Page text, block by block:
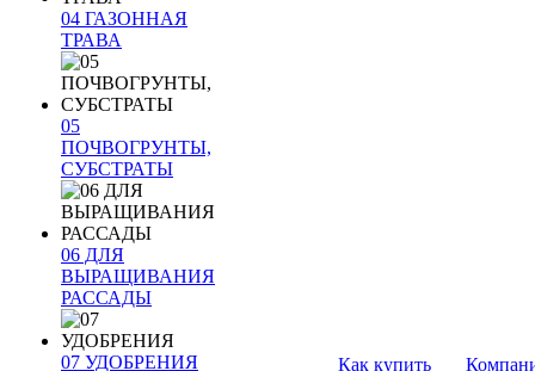
04 ГАЗОННАЯ
ТРАВА
05
ПОЧВОГРУНТЫ,
СУБСТРАТЫ
06 ДЛЯ
ВЫРАЩИВАНИЯ
РАССАДЫ
07 УДОБРЕНИЯ
Как купить